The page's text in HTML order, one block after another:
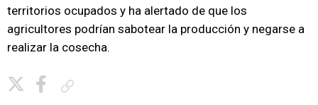
territorios ocupados y ha alertado de que los
agricultores podrían sabotear la producción y negarse a
realizar la cosecha.